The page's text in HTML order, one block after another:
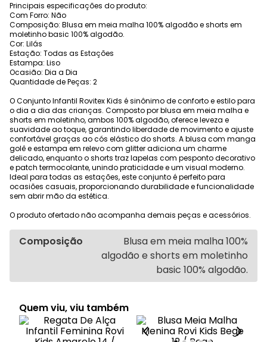
Principais especificações do produto:
Com Forro: Não
Composição: Blusa em meia malha 100% algodão e shorts em
moletinho basic 100% algodão.
Cor: Lilás
Estação: Todas as Estações
Estampa: Liso
Ocasião: Dia a Dia
Quantidade de Peças: 2
O Conjunto Infantil Rovitex Kids é sinônimo de conforto e estilo para
o dia a dia das crianças. Composto por blusa em meia malha e
shorts em moletinho, ambos 100% algodão, oferece leveza e
suavidade ao toque, garantindo liberdade de movimento e ajuste
confortável graças ao cós elástico do shorts. A blusa com manga
golê e estampa em relevo com glitter adiciona um charme
delicado, enquanto o shorts traz lapelas com pesponto decorativo
e patch termocolante, unindo praticidade e um visual moderno.
Ideal para todas as estações, este conjunto é perfeito para
ocasiões casuais, proporcionando durabilidade e funcionalidade
sem abrir mão da estética.
O produto ofertado não acompanha demais peças e acessórios.
Composição
Blusa em meia malha 100%
algodão e shorts em moletinho
basic 100% algodão.
Quem viu, viu também